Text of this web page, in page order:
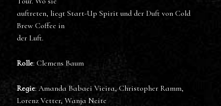
auftreten, liegt Start-Up Spirit und der Duft von Cold
Brew Coffee in
der Luft.
Rolle: Clemens Baum
Regie: Amanda Babaei Vieira, Christopher Ramm,
Lorenz Vetter, Wanja Neite